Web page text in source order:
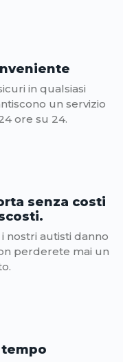
in qualsiasi
un servizio
ore su 24.
senza costi
nostri autisti danno
perderete mai un